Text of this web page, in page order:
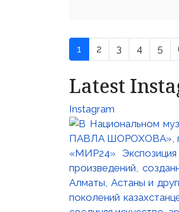
1 2 3 4 5
Latest
Instagram